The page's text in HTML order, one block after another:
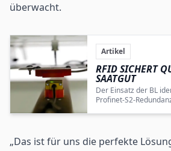
überwacht.
Artikel
RFID SICHERT
SAATGUT
Der Einsatz der BL
Profinet-S2-
KWS.
„Das ist für uns die perfekte